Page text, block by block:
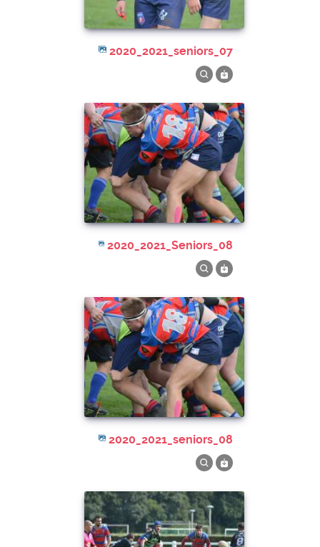
2020_2021_seniors_07
2020_2021_Seniors_08
2020_2021_seniors_08